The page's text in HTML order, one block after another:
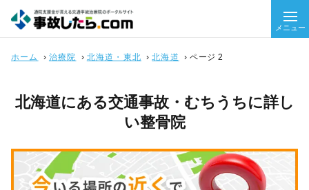
メニュー
ホーム › 治療院 › 北海道・東北 ›北海道 ›ページ 2
北海道にある交通事故・むちうちに詳し
い整骨院